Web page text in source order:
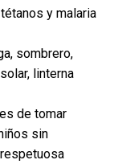
y malaria
sombrero,
linterna
de tomar
sin